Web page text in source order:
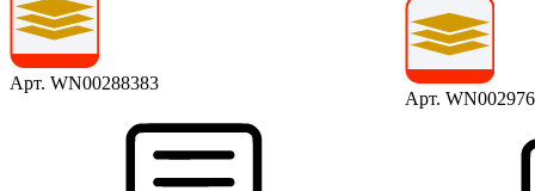
Арт. WN00288383
Арт.